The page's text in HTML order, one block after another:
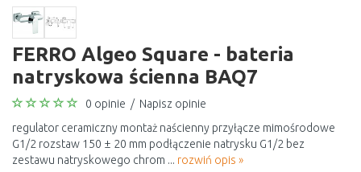
FERRO Algeo Square - bateria
natryskowa ścienna BAQ7
0 opinie / Napisz opinie
regulator ceramiczny montaż naścienny przyłącze mimośrodowe
G1/2 rozstaw 150 ± 20 mm podłączenie natrysku G1/2 bez
zestawu natryskowego chrom ... rozwiń opis »